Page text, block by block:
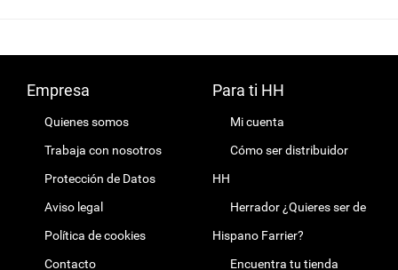
Empresa
Quienes somos
Trabaja con nosotros
Protección de Datos
Aviso legal
Política de cookies
Contacto
Para ti HH
Mi cuenta
Cómo ser distribuidor
HH
Herrador ¿Quieres ser de
Hispano Farrier?
Encuentra tu tienda